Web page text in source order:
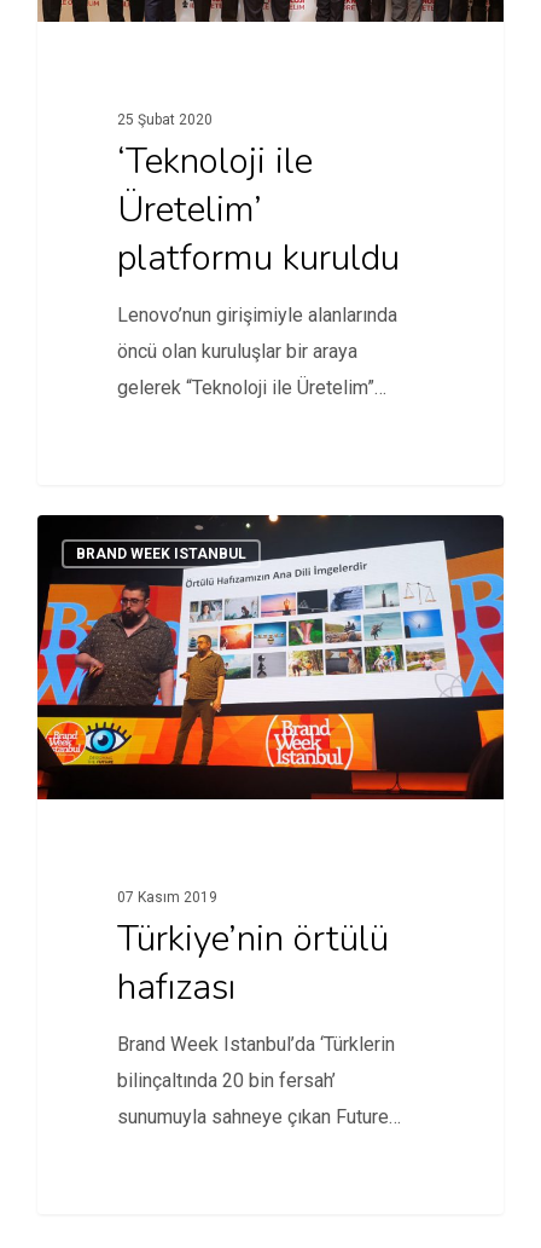
25 Şubat 2020
‘Teknoloji ile
Üretelim’
platformu kuruldu
Lenovo’nun girişimiyle alanlarında
öncü olan kuruluşlar bir araya
gelerek “Teknoloji ile Üretelim”
BRAND WEEK ISTANBUL
07 Kasım 2019
Türkiye’nin örtülü
hafızası
Brand Week Istanbul’da ‘Türklerin
bilinçaltında 20 bin fersah’
sunumuyla sahneye çıkan Future